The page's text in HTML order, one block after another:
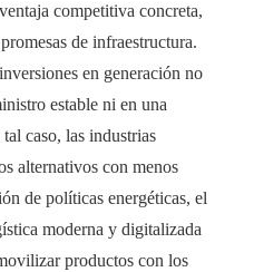
competitiva concreta,
de infraestructura.
en generación no
estable ni en una
caso, las industrias
alternativos con menos
de políticas energéticas, el
moderna y digitalizada
productos con los